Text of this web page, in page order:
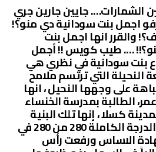
الشمارات…. جايين جارين جري
اجمل بنت سودانية دي منو؟!
والقرر انها اجمل بنت
…. طيب كويس !! أجمل
بنت سودانية في نظري هي
النحيلة التي ترتسم ملامح
على وجهها النحيل ، انها
الطالبة بمدرسة الخنساء
كسلا ، إنها تلك البنية
التي احرزت الدرجة الكاملة 280 من 280 في
الاساس ورفعت رأس